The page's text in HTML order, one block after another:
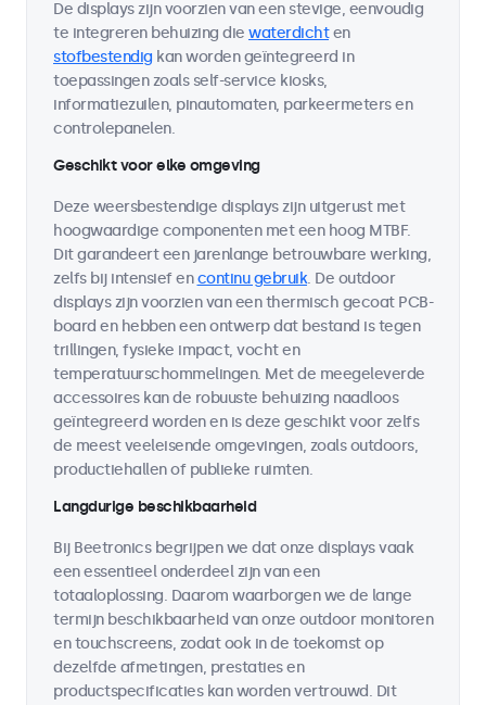
De displays zijn voorzien van een stevige, eenvoudig
te integreren behuizing die waterdichten
stofbestendig kan worden geïntegreerd in
toepassingen zoals self-service kiosks,
informatiezuilen, pinautomaten, parkeermeters en
controlepanelen.
Geschikt voor elke omgeving
Deze weersbestendige displays zijn uitgerust met
hoogwaardige componenten met een hoog MTBF.
Dit garandeert een jarenlange betrouwbare werking,
zelfs bij intensief encontinu gebruik. De outdoor
displays zijn voorzien van een thermisch gecoat PCB-
board en hebben een ontwerp dat bestand is tegen
trillingen, fysieke impact, vocht en
temperatuurschommelingen. Met de meegeleverde
accessoires kan de robuuste behuizing naadloos
geïntegreerd worden en is deze geschikt voor zelfs
de meest veeleisende omgevingen, zoals outdoors,
productiehallen of publieke ruimten.
Langdurige beschikbaarheid
Bij Beetronics begrijpen we dat onze displays vaak
een essentieel onderdeel zijn van een
totaaloplossing. Daarom waarborgen we de lange
termijn beschikbaarheid van onze outdoor monitoren
en touchscreens, zodat ook in de toekomst op
dezelfde afmetingen, prestaties en
productspecificaties kan worden vertrouwd. Dit